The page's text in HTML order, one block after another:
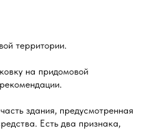
территории.
на придомовой
здания, предусмотренная
Есть два признака,